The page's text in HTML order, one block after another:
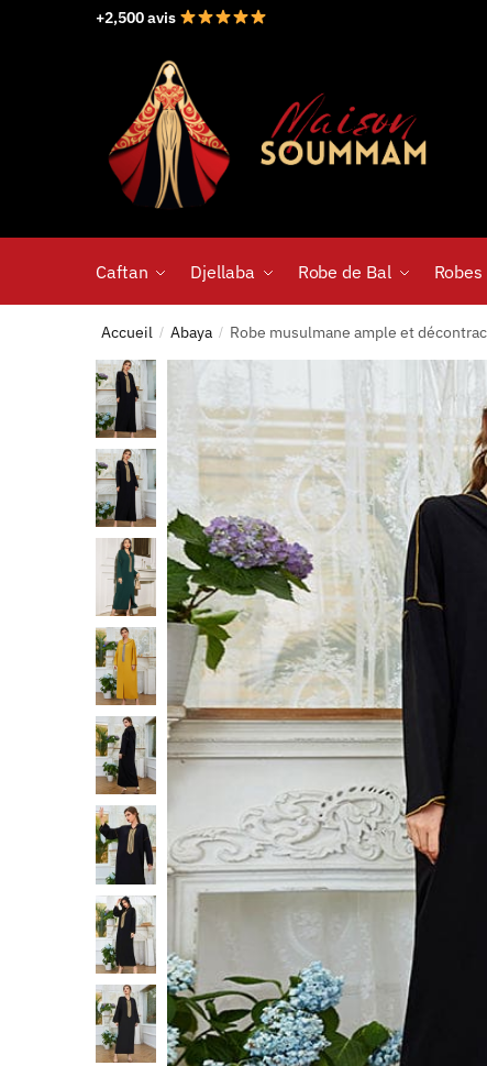
+2,500 avis
Caftan Djellaba Robe de Bal Robes
Accueil / Abaya / Robe musulmane ample et